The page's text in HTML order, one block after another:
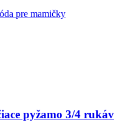
pre mamičky
pyžamo 3/4 rukáv